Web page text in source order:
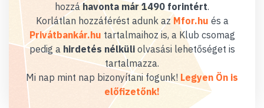
hozzáhavonta már 1490 forintért.
Korlátlan hozzáférést adunk az Mfor.hu és a
Privátbankár.hu tartalmaihoz is, a Klub csomag
pedig a hirdetés nélküliolvasási lehetőséget is
tartalmazza.
Mi nap mint nap bizonyítani fogunk! Legyen Ön is
előfizetőnk!